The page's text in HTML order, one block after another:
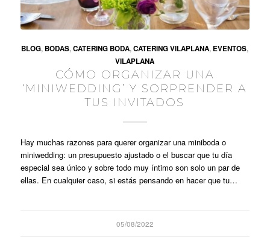
BLOG, BODAS,CATERING BODA,CATERING VILAPLANA, EVENTOS,
VILAPLANA
CÓMO ORGANIZAR UNA
‘MINIWEDDING’ Y SORPRENDER A
TUS INVITADOS
Hay muchas razones para querer organizar una miniboda o
miniwedding: un presupuesto ajustado o el buscar que tu día
especial sea único y sobre todo muy íntimo son solo un par de
ellas. En cualquier caso, si estás pensando en hacer que tu…
05/08/2022